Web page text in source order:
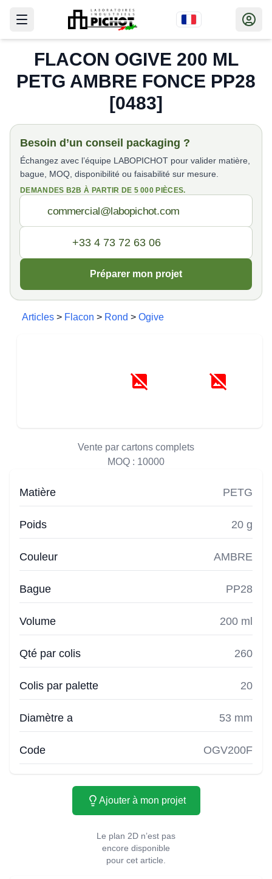
FLACON OGIVE 200 ML
PETG AMBRE FONCE PP28
[0483]
Besoin d’un conseil packaging ?
Échangez avec l’équipe LABOPICHOT pour valider matière,
bague, MOQ, disponibilité ou faisabilité sur mesure.
DEMANDES B2B À PARTIR DE 5 000 PIÈCES.
Préparer mon projet
Articles > Flacon > Rond > Ogive
Vente par cartons complets
MOQ : 10000
Matière PETG
Poids 20 g
Couleur AMBRE
Bague PP28
Volume 200 ml
Qté par colis 260
Colis par palette 20
Diamètre a 53 mm
Code OGV200F
Ajouter à mon projet
Le plan 2D n’est pas
encore disponible
pour cet article.